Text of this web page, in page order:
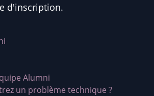
d'inscription.
Alumni
un problème technique ?